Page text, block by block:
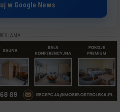
w Google News
REKLAMA